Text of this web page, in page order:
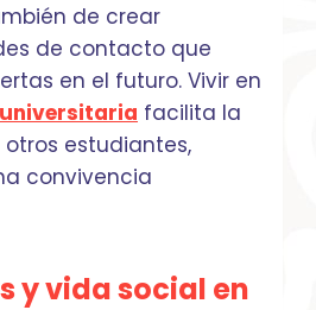
de crear
de contacto que
en el futuro. Vivir en
facilita la
estudiantes,
convivencia
y vida social en